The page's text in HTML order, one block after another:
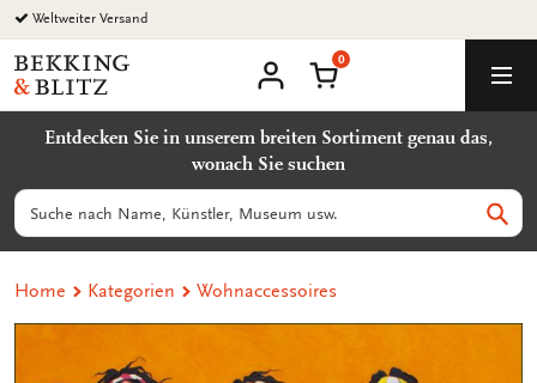
Zurück
zum
Inhalt
Weltweiter Versand
Bekking
&
Uitgevers
Warenkorb
0
Entdecken Sie in unserem breiten Sortiment genau das,
wonach Sie suchen
Suchen
Home Kategorien Wohnaccessoires